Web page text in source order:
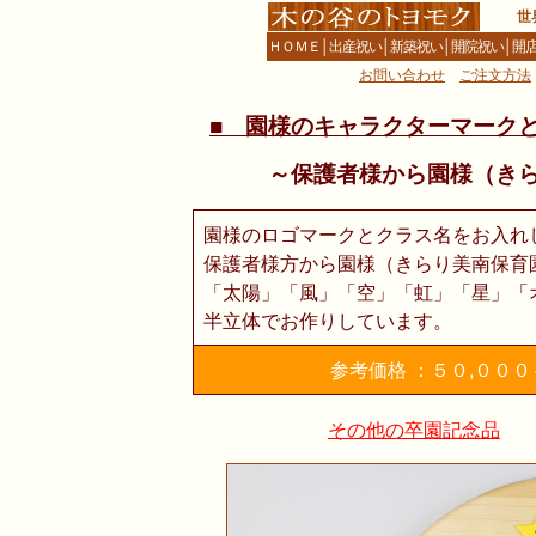
世
ＨＯＭＥ │出産祝い│新築祝い│開院祝い│開
お問い合わせ
ご注文方法
■ 園様のキャラクターマーク
～保護者様から園様（き
園様のロゴマークとクラス名をお入
保護者様方から園様（きらり美南保
「太陽」「風」「空」「虹」「星」
半立体でお作りしています。
参考価格 ：５０,００
その他の卒園記念品